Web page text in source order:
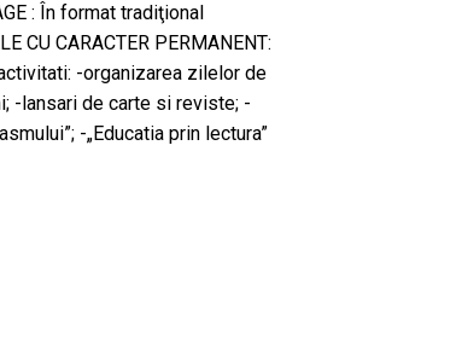
: În format tradiţional
CU CARACTER PERMANENT:
-organizarea zilelor de
-lansari de carte si reviste; -
-„Educatia prin lectura”